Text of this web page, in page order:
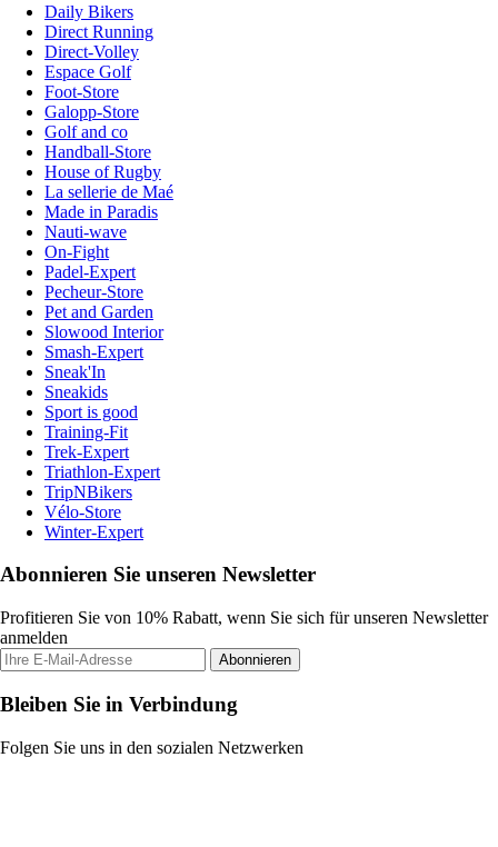
Daily Bikers
Direct Running
Direct-Volley
Espace Golf
Foot-Store
Galopp-Store
Golf and co
Handball-Store
House of Rugby
La sellerie de Maé
Made in Paradis
Nauti-wave
On-Fight
Padel-Expert
Pecheur-Store
Pet and Garden
Slowood Interior
Smash-Expert
Sneak'In
Sneakids
Sport is good
Training-Fit
Trek-Expert
Triathlon-Expert
TripNBikers
Vélo-Store
Winter-Expert
Abonnieren Sie unseren Newsletter
Profitieren Sie von 10% Rabatt, wenn Sie sich für unseren Newsletter
anmelden
Abonnieren
Bleiben Sie in Verbindung
Folgen Sie uns in den sozialen Netzwerken